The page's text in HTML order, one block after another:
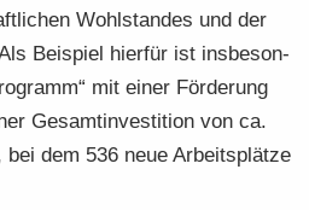
Wohl­stan­des und der
Bei­spiel hier­für ist ins­be­son­
mit einer För­de­rung
Ge­samt­in­ves­ti­ti­on von ca.
dem 536 neue Ar­beits­plät­ze